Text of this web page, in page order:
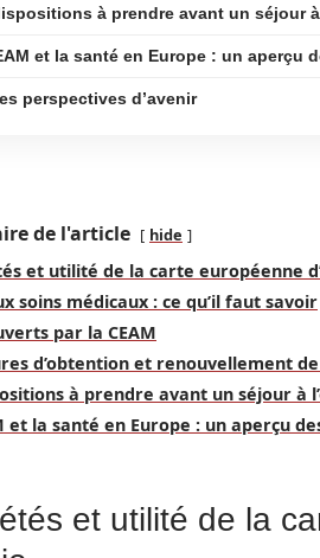
à prendre avant un séjour à
et la santé en Europe : un aperçu
perspectives d’avenir
de l'article hide
et utilité de la carte européenne
soins médicaux : ce qu’il faut savoir
par la CEAM
d’obtention et renouvellement de
à prendre avant un séjour à
et la santé en Europe : un aperçu
et utilité de la